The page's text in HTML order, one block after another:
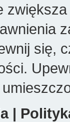
się,
|